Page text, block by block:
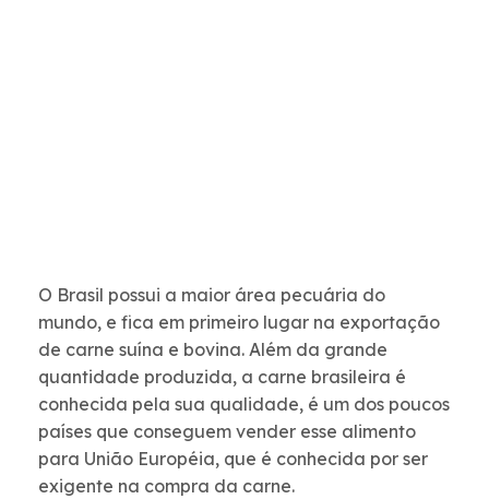
O Brasil possui a maior área pecuária do
mundo, e fica em primeiro lugar na exportação
de carne suína e bovina. Além da grande
quantidade produzida, a carne brasileira é
conhecida pela sua qualidade, é um dos poucos
países que conseguem vender esse alimento
para União Européia, que é conhecida por ser
exigente na compra da carne.